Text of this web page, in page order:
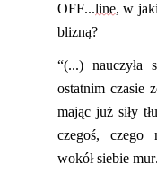
OFF...line, w
blizną?
“(...) nauczyła
ostatnim czasie
mając już siły
czegoś, czego
wokół siebie